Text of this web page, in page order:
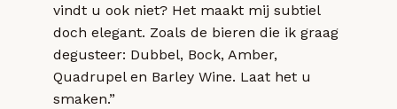
vindt u ook niet? Het maakt mij subtiel
doch elegant. Zoals de bieren die ik graag
degusteer: Dubbel, Bock, Amber,
Quadrupel en Barley Wine. Laat het u
smaken.”